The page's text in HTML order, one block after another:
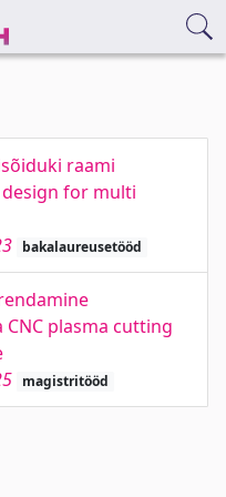
raami
for multi
bakalaureusetööd
plasma cutting
magistritööd